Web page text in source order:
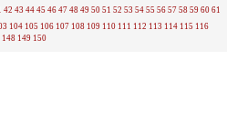
42 43 44 45 46 47 48 49 50 51 52 53 54 55 56 57 58 59 60 61
104 105 106 107 108 109 110 111 112 113 114 115 116
148 149 150